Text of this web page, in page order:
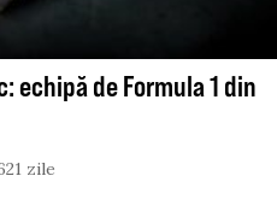
echipă de Formula 1 din
zile